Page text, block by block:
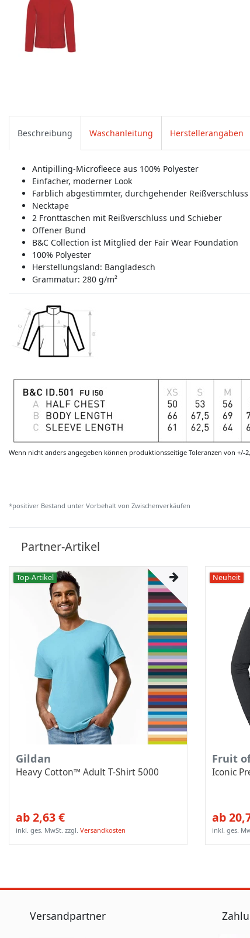
Beschreibung Waschanleitung Herstellerangaben
Antipilling-Microfleece aus 100% Polyester
Einfacher, moderner Look
Farblich abgestimmter, durchgehender
Necktape
2 Fronttaschen mit Reißverschluss und Schieber
Offener Bund
B&C Collection ist Mitglied der Fair Wear Foundation
100% Polyester
Herstellungsland: Bangladesch
Grammatur: 280 g/m²
Wenn nicht anders angegeben können produktionsseitige Toleranzen von
*positiver Bestand unter Vorbehalt von Zwischenverkäufen
Partner-Artikel
Top-Artikel
Gildan
Heavy Cotton™ Adult T-Shirt 5000
ab 2,63 €
inkl. ges. MwSt. zzgl.Versandkosten
Neuheit
Fruit
Iconic
ab
inkl. ges.
Versandpartner